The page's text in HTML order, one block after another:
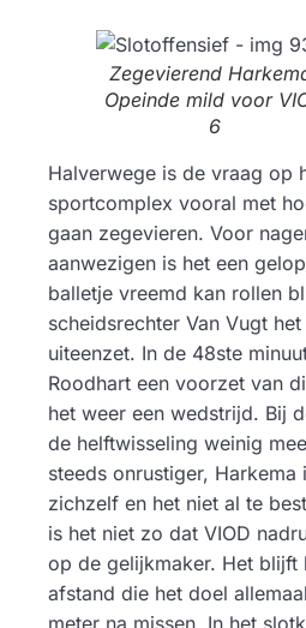
Zegevierend
Opeinde mild voor
6
Halverwege is de vraag op
sportcomplex vooral met
gaan zegevieren. Voor
aanwezigen is het een
balletje vreemd kan rollen
scheidsrechter Van Vugt
uiteenzet. In de 48ste
Roodhart een voorzet van
het weer een wedstrijd. Bij
de helftwisseling weinig
steeds onrustiger, Harkema
zichzelf en het niet al te
is het niet zo dat VIOD
op de gelijkmaker. Het blijft
afstand die het doel
meter na missen. In het